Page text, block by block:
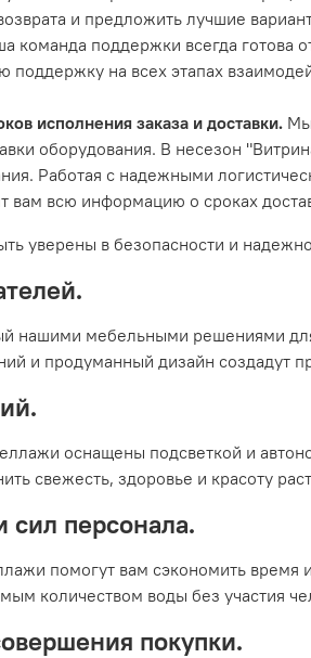
и предложить лучшие
команда поддержки всегда готова
поддержку на всех этапах
исполнения заказа и доставки.
оборудования. В несезон
Работая с надежными
вам всю информацию о сроках
уверены в безопасности и
нашими мебельными решениями
и продуманный дизайн создадут
оснащены подсветкой и
свежесть, здоровье и красоту
персонала.
помогут вам сэкономить
количеством воды без участия
покупки.